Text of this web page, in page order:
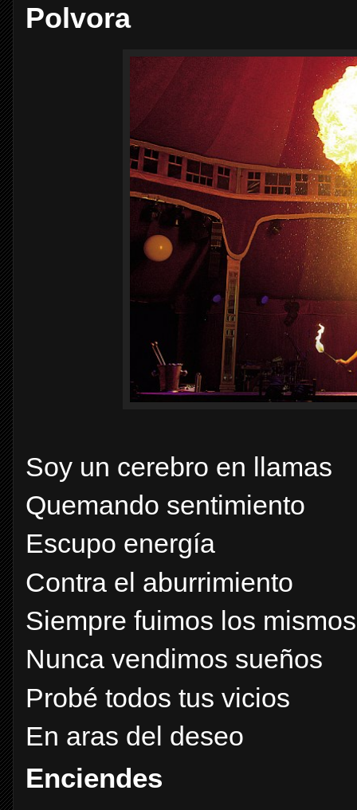
Polvora
Soy un cerebro en llamas
Quemando sentimiento
Escupo energía
Contra el aburrimiento
Siempre fuimos los mismos
Nunca vendimos sueños
Probé todos tus vicios
En aras del deseo
Enciendes